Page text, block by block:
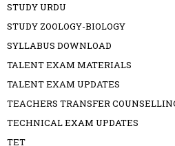
STUDY URDU
STUDY ZOOLOGY-BIOLOGY
SYLLABUS DOWNLOAD
TALENT EXAM MATERIALS
TALENT EXAM UPDATES
TEACHERS TRANSFER
TECHNICAL EXAM UPDATES
TET